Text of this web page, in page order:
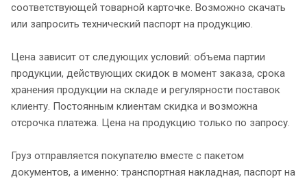
соответствующей товарной карточке. Возможно скачать
или запросить технический паспорт на продукцию.
Цена зависит от следующих условий: объема партии
продукции, действующих скидок в момент заказа, срока
хранения продукции на складе и регулярности поставок
клиенту. Постоянным клиентам скидка и возможна
отсрочка платежа. Цена на продукцию только по запросу.
Груз отправляется покупателю вместе с пакетом
документов, а именно: транспортная накладная, паспорт на